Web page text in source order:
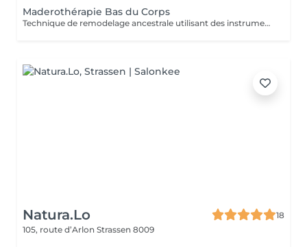
Maderothérapie Bas du Corps
Technique de remodelage ancestrale utilisant des instruments en bois spécialement conçus pour stimuler les tissus, améliorer l'aspect de la cellulite et favoriser une silhouette plus harmonieuse.
Natura.Lo
18
105, route d’Arlon Strassen 8009